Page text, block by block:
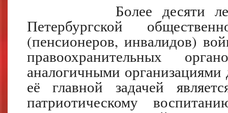
Более десяти лет,
Петербургской
(пенсионеров, инвалидов)
правоохранительных
аналогичными
её главной задачей
патриотическому